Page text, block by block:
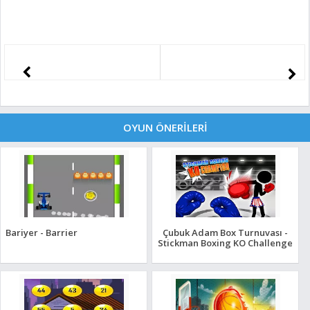
OYUN ÖNERİLERİ
Bariyer - Barrier
Çubuk Adam Box Turnuvası -
Stickman Boxing KO Challenge